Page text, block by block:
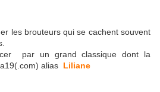
les brouteurs qui se cachent souvent
par un grand classique dont la
alias Liliane